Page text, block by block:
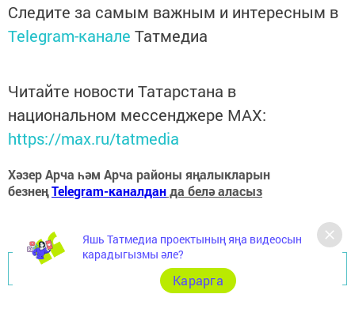
Следите за самым важным и интересным в
Telegram-канале Татмедиа
Читайте новости Татарстана в
национальном мессенджере MАХ:
https://max.ru/tatmedia
Хәзер Арча һәм Арча районы яңалыкларын
безнеңTelegram-каналданда белә аласыз
Перейти на страницу новости
Яшь Татмедиа проектының яңа видеосын
карадыгызмы әле?
Карарга